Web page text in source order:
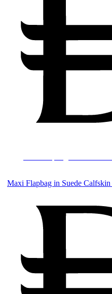
Maxi Flapbag in Suede